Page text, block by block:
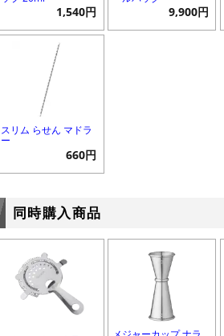
1,540円 9,900円
スリム らせん マドラ
ー
660円
同時購入商品